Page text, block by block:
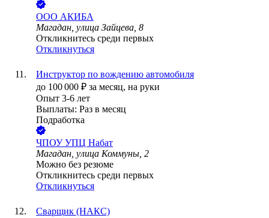
ООО АКИБА
Магадан, улица Зайцева, 8
Откликнитесь среди первых
Откликнуться
Инструктор по вождению автомобиля
до 100 000 ₽ за месяц, на руки
Опыт 3-6 лет
Выплаты: Раз в месяц
Подработка
ЧПОУ УПЦ Набат
Магадан, улица Коммуны, 2
Можно без резюме
Откликнитесь среди первых
Откликнуться
Сварщик (НАКС)